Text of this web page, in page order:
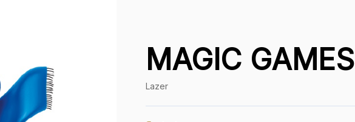
local
Uber
WhatsApp
MAGIC GAMES
Lazer